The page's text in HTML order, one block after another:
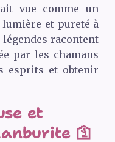
vue comme un
lumière et pureté à
racontent
par les chamans
esprits et obtenir
et
🛐